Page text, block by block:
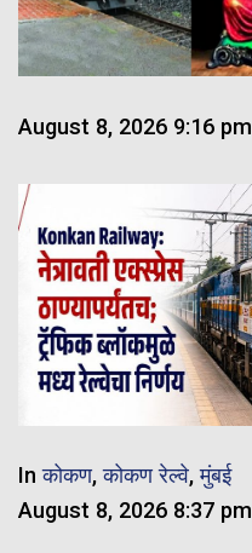
August 8, 2026 9:16 pm
Inकोकण,कोकण रेल्वे,मुंबई
August 8, 2026 8:37 pm